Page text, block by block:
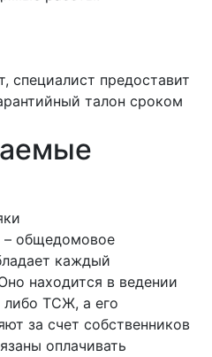
специалист предоставит
талон сроком
– общедомовое
каждый
находится в ведении
ТСЖ, а его
за счет собственников
оплачивать